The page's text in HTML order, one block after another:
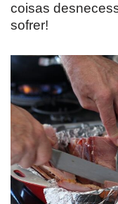
coisas
sofrer!